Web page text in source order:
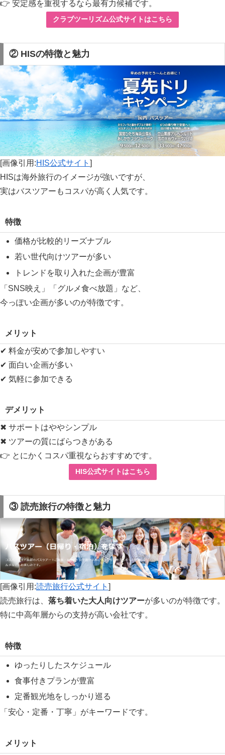
👉 安定感を重視するなら最有力候補です。
クラブツーリズム公式サイトはこちら
② HISの特徴と魅力
[画像引用:HIS公式サイト ]
HISは海外旅行のイメージが強いですが、
実はバスツアーもコスパが高く人気です。
特徴
価格が比較的リーズナブル
若い世代向けツアーが多い
トレンドを取り入れた企画が豊富
「SNS映え」「グルメ食べ放題」など、
今っぽい企画が多いのが特徴です。
メリット
✔ 料金が安めで参加しやすい
✔ 面白い企画が多い
✔ 気軽に参加できる
デメリット
✖ サポートはややシンプル
✖ ツアーの質にばらつきがある
👉 とにかくコスパ重視ならおすすめです。
HIS公式サイトはこちら
③ 読売旅行の特徴と魅力
[画像引用:読売旅行公式サイト ]
読売旅行は、 落ち着いた大人向けツアーが多いのが特徴です。
特に中高年層からの支持が高い会社です。
特徴
ゆったりしたスケジュール
食事付きプランが豊富
定番観光地をしっかり巡る
「安心・定番・丁寧」がキーワードです。
メリット